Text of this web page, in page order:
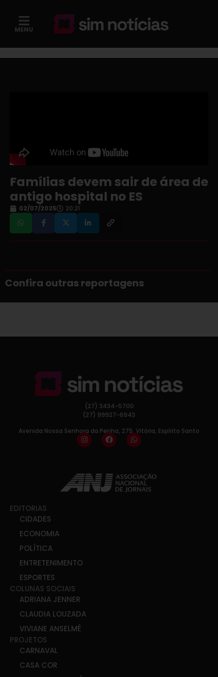
MENU
Famílias devem sair de área de
antigo hospital no ES
02/07/2025 20:21
Confira outras reportagens
(27) 3434-5700
(27) 99927-6943
Avenida Nossa Senhora da Penha, 275, Vitória, Espírito Santo
EDITORIAS
CIDADES
ECONOMIA
POLÍTICA
ENTRETENIMENTO
ESPORTES
COLUNAS SOCIAIS
ADRIANA JENNER
CLAUDIA LOUZADA
VIVIANE ANSELMÉ
PROJETOS
CARNAVAL
CASA COR